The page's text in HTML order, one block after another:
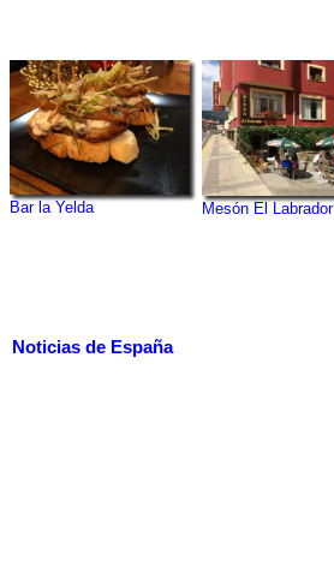
Bar la Yelda Mesón El Labrador
Noticias de España